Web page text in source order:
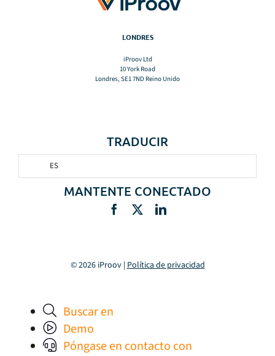
LONDRES
iProov Ltd
10 York Road
Londres, SE1 7ND Reino Unido
TRADUCIR
ES
MANTENTE CONECTADO
© 2026 iProov |Política de privacidad
Buscar en
Demo
Póngase en contacto con